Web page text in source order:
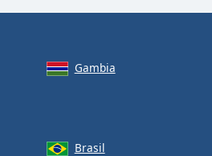
Gambia
Brasil